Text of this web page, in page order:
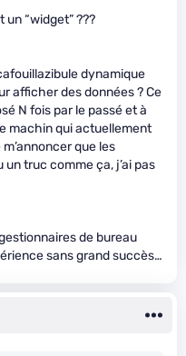
un “widget” ???
dynamique
afficher des données ? Ce
N fois par le passé et à
machin qui actuellement
que les
truc comme ça, j’ai pas
de bureau
sans grand succès…